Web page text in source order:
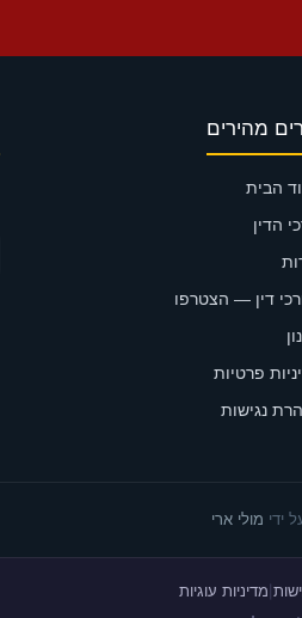
מהירים
הבית
הדין
דין — הצטרפו
פרטיות
נגישות
מולי ארי
מדיניות עוגיות